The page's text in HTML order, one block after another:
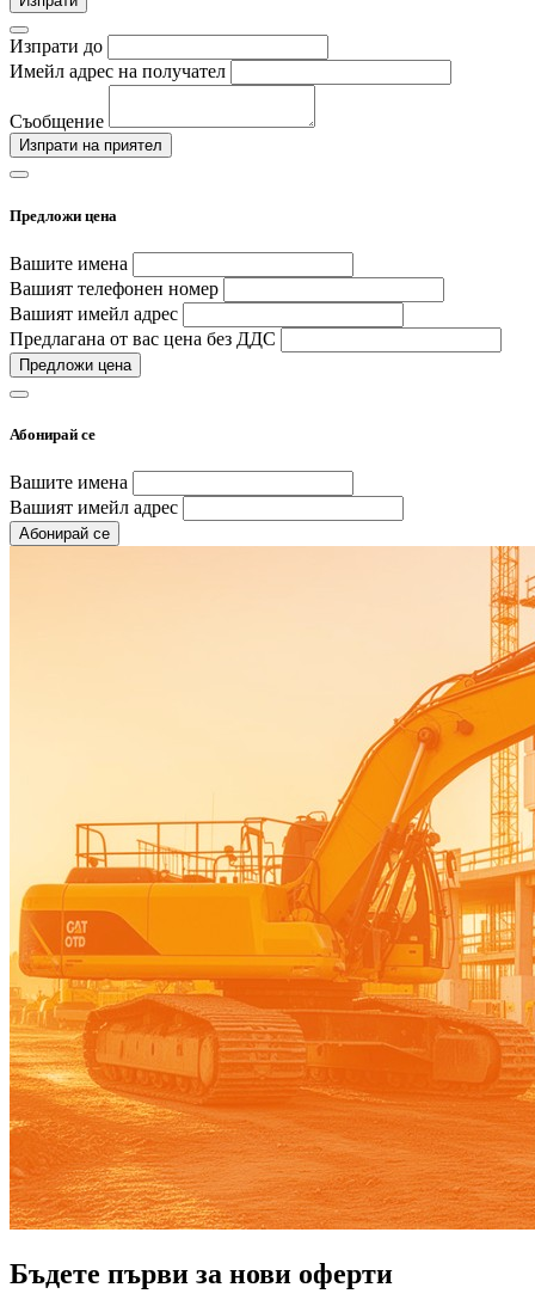
Изпрати до
Имейл адрес на получател
Съобщение
Изпрати на приятел
Предложи цена
Вашите имена
Вашият телефонен номер
Вашият имейл адрес
Предлагана от вас цена без ДДС
Предложи цена
Абонирай се
Вашите имена
Вашият имейл адрес
Абонирай се
Бъдете първи за нови оферти